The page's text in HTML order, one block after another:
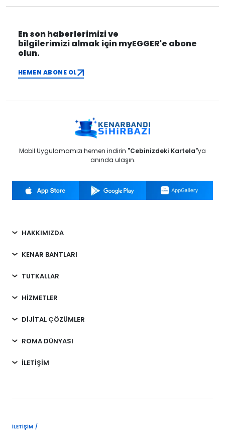
En son haberlerimizi ve
bilgilerimizi almak için myEGGER'e abone
olun.
HEMEN ABONE OL
Mobil Uygulamamızı hemen indirin "Cebinizdeki Kartela"ya
anında ulaşın.
HAKKIMIZDA
KENAR BANTLARI
TUTKALLAR
HİZMETLER
DİJİTAL ÇÖZÜMLER
ROMA DÜNYASI
İLETİŞİM
İLETIŞIM /